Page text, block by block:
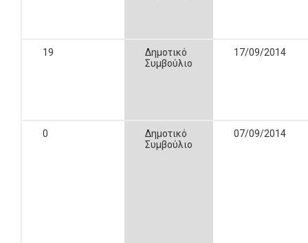
19
Δημοτικό
Συμβούλιο
17/09/2014
0
Δημοτικό
Συμβούλιο
07/09/2014